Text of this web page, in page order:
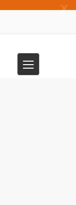
×
Toggle
navigation